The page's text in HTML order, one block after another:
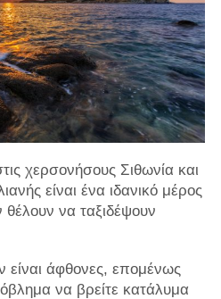
χερσονήσους Σιθωνία και
είναι ένα ιδανικό μέρος
να ταξιδέψουν
είναι άφθονες, επομένως
να βρείτε κατάλυμα